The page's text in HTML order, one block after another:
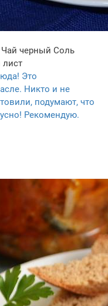
Чай черный Соль
Это
Никто и не
подумают, что
Рекомендую.